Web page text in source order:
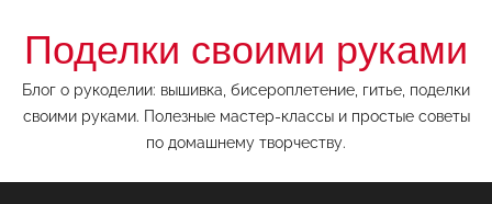
содержимому
Поделки своими руками
Блог о рукоделии: вышивка, бисероплетение, гитье, поделки
своими руками. Полезные мастер-классы и простые советы
по домашнему творчеству.